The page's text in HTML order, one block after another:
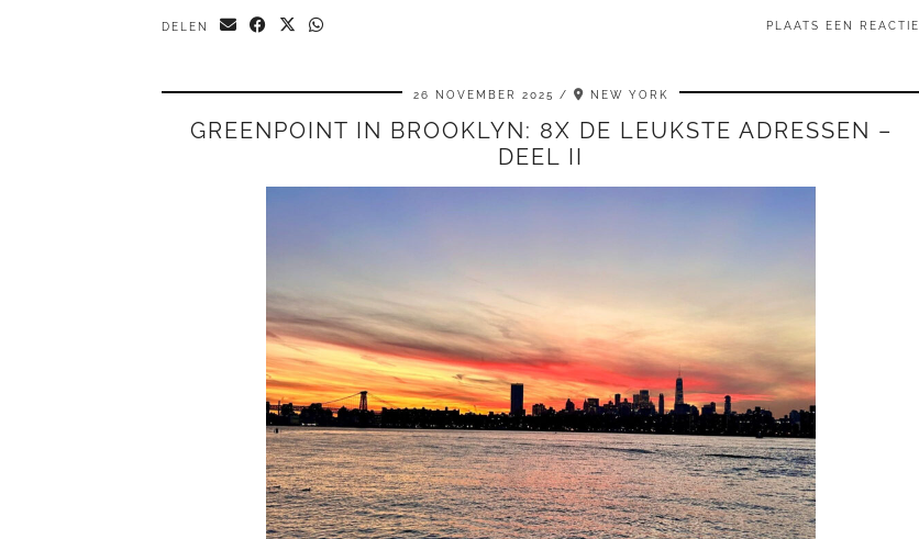
DELEN PLAATS EEN REACTIE
26 NOVEMBER 2025 NEW YORK
GREENPOINT IN BROOKLYN: 8X DE LEUKSTE ADRESSEN –
DEEL II